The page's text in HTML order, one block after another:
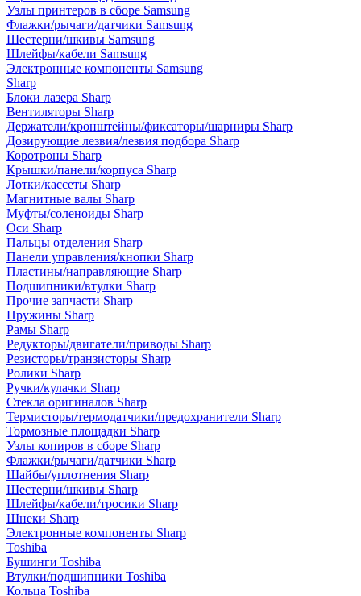
Узлы принтеров в сборе Samsung
Флажки/рычаги/датчики Samsung
Шестерни/шкивы Samsung
Шлейфы/кабели Samsung
Электронные компоненты Samsung
Sharp
Блоки лазера Sharp
Вентиляторы Sharp
Держатели/кронштейны/фиксаторы/шарниры Sharp
Дозирующие лезвия/лезвия подбора Sharp
Коротроны Sharp
Крышки/панели/корпуса Sharp
Лотки/кассеты Sharp
Магнитные валы Sharp
Муфты/соленоиды Sharp
Оси Sharp
Пальцы отделения Sharp
Панели управления/кнопки Sharp
Пластины/направляющие Sharp
Подшипники/втулки Sharp
Прочие запчасти Sharp
Пружины Sharp
Рамы Sharp
Редукторы/двигатели/приводы Sharp
Резисторы/транзисторы Sharp
Ролики Sharp
Ручки/кулачки Sharp
Стекла оригиналов Sharp
Термисторы/термодатчики/предохранители Sharp
Тормозные площадки Sharp
Узлы копиров в сборе Sharp
Флажки/рычаги/датчики Sharp
Шайбы/уплотнения Sharp
Шестерни/шкивы Sharp
Шлейфы/кабели/тросики Sharp
Шнеки Sharp
Электронные компоненты Sharp
Toshiba
Бушинги Toshiba
Втулки/подшипники Toshiba
Кольца Toshiba